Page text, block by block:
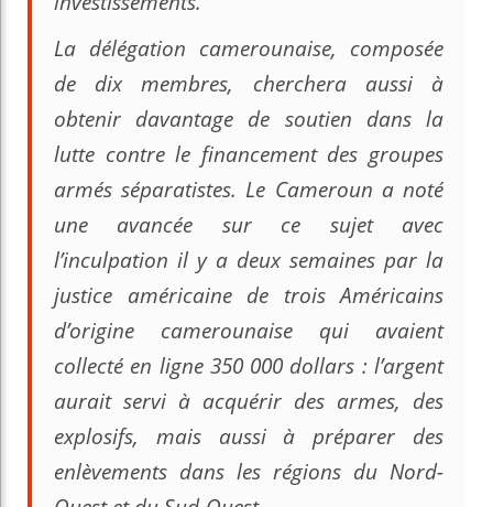
La délégation camerounaise, composée
de dix membres, cherchera aussi à
obtenir davantage de soutien dans la
lutte contre le financement des groupes
armés séparatistes. Le Cameroun a noté
une avancée sur ce sujet avec
l’inculpation il y a deux semaines par la
justice américaine de trois Américains
d’origine camerounaise qui avaient
collecté en ligne 350 000 dollars : l’argent
aurait servi à acquérir des armes, des
explosifs, mais aussi à préparer des
enlèvements dans les régions du Nord-